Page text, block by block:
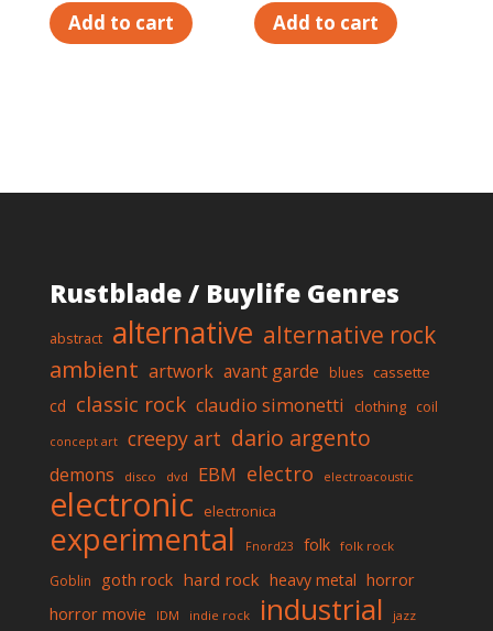
Add to cart Add to cart
Rustblade / Buylife Genres
abstract alternative alternative rock
ambient artwork avant garde blues cassette
cd classic rock claudio simonetti clothing coil
concept art creepy art dario argento
demons disco dvd EBM electro electroacoustic
electronic electronica
experimental Fnord23 folk folk rock
Goblin goth rock hard rock heavy metal horror
horror movie
IDM indie rock industrial jazz